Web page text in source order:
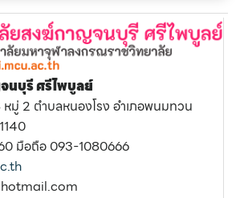
บุรี ศรีไพบูลย์
มู่ 2 ตำบลหนองโรง อำเภอพนมทวน
มือถือ 093-1080666